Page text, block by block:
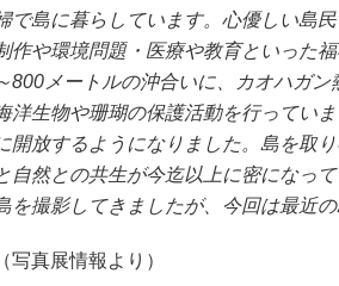
で島に暮らしています。心優しい島
作や環境問題・医療や教育といった
800メートルの沖合いに、カオハガ
洋生物や珊瑚の保護活動を行ってい
開放するようになりました。島を取
自然との共生が今迄以上に密になっ
を撮影してきましたが、今回は最近
（写真展情報より）